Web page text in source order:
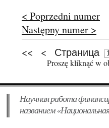
< Poprzedni numer
Następny numer >
Pages
<< < Страница
Proszę kliknąć w
Научная работа
названием